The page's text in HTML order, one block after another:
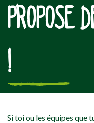
PROPOSE
!
Si toi ou les équipes que